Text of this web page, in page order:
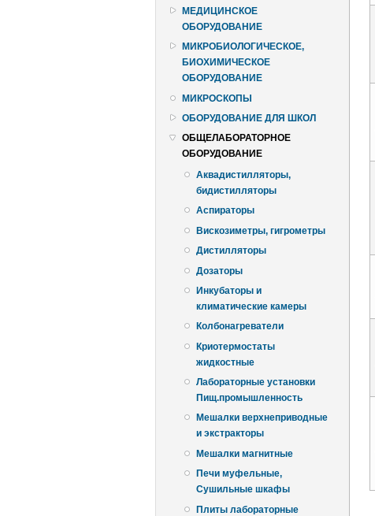
МЕДИЦИНСКОЕ
ОБОРУДОВАНИЕ
МИКРОБИОЛОГИЧЕСКОЕ,
БИОХИМИЧЕСКОЕ
ОБОРУДОВАНИЕ
МИКРОСКОПЫ
ОБОРУДОВАНИЕ ДЛЯ ШКОЛ
ОБЩЕЛАБОРАТОРНОЕ
ОБОРУДОВАНИЕ
Аквадистилляторы,
бидистилляторы
Аспираторы
Вискозиметры, гигрометры
Дистилляторы
Дозаторы
Инкубаторы и
климатические камеры
Колбонагреватели
Криотермостаты
жидкостные
Лабораторные установки
Пищ.промышленность
Мешалки верхнеприводные
и экстракторы
Мешалки магнитные
Печи муфельные,
Сушильные шкафы
Плиты лабораторные